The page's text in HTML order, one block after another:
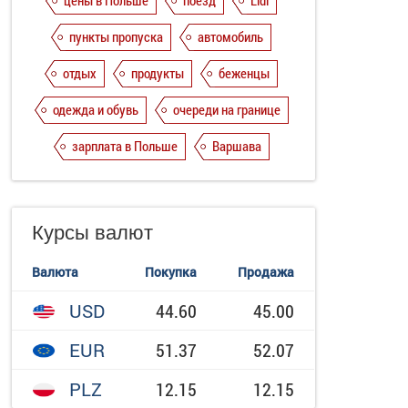
пункты пропуска
автомобиль
отдых
продукты
беженцы
одежда и обувь
очереди на границе
зарплата в Польше
Варшава
Курсы валют
Валюта Покупка Продажа
USD 44.60
45.00
EUR
51.37
52.07
PLZ
12.15 12.15